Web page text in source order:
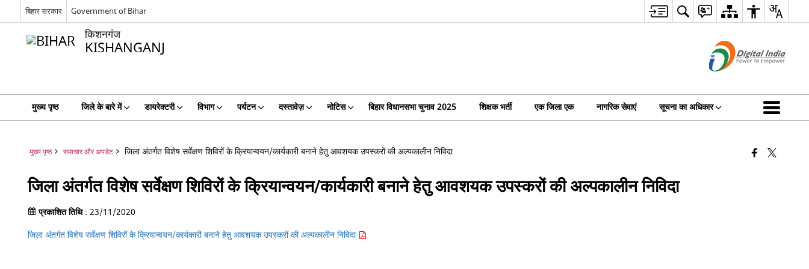
बिहार सरकार Government of Bihar
किशनगंज
KISHANGANJ
मुख्य पृष्ठ जिले के बारे में डायरेक्टरी विभाग पर्यटन दस्तावेज़ नोटिस बिहार विधानसभा चुनाव 2025 शिक्षक भर्ती एक जिला एक नागरिक सेवाएं सूचना का अधिकार
मुख्य पृष्ठ समाचार और अपडेट जिला अंतर्गत विशेष सर्वेक्षण शिविरों के क्रियान्वयन/कार्यकारी बनाने हेतु आवशयक उपस्करों की अल्पकालीन निविदा
जिला अंतर्गत विशेष सर्वेक्षण शिविरों के क्रियान्वयन/कार्यकारी बनाने हेतु आवशयक उपस्करों की अल्पकालीन निविदा
प्रकाशित तिथि: 23/11/2020
जिला अंतर्गत विशेष सर्वेक्षण शिविरों के क्रियान्वयन/कार्यकारी बनाने हेतु आवशयक उपस्करों की अल्पकालीन निविदा